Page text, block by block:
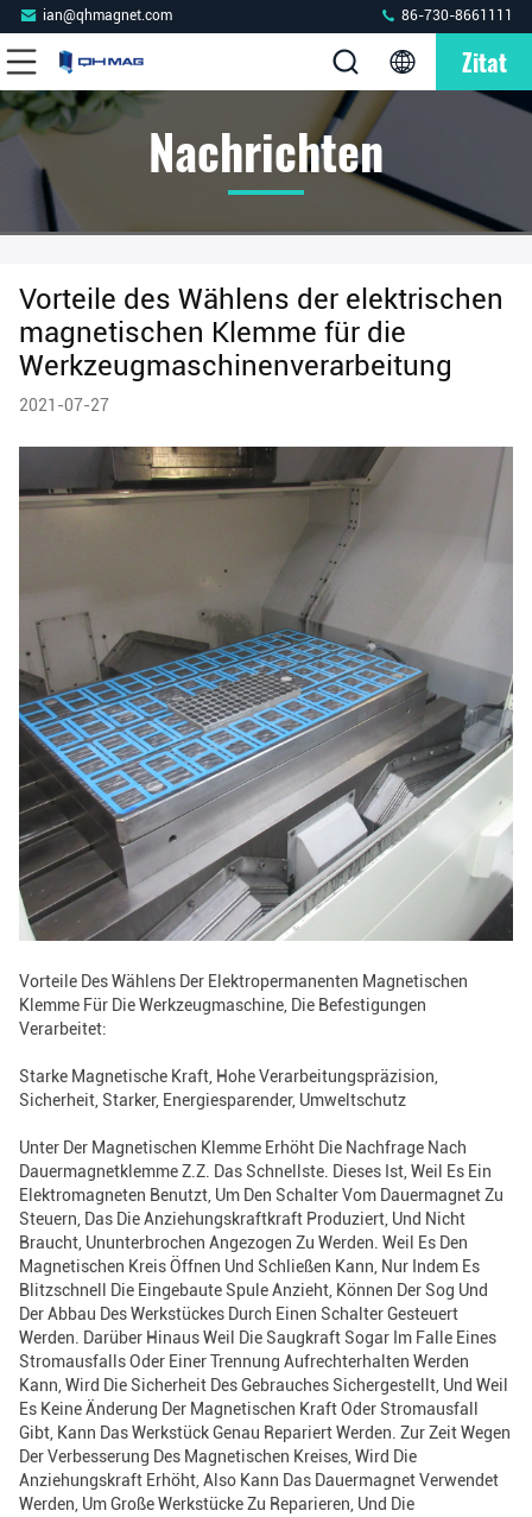
ian@qhmagnet.com 86-730-8661111
Zitat
Nachrichten
Vorteile des Wählens der elektrischen
magnetischen Klemme für die
Werkzeugmaschinenverarbeitung
2021-07-27
Vorteile Des Wählens Der Elektropermanenten Magnetischen
Klemme Für Die Werkzeugmaschine, Die Befestigungen
Verarbeitet:
Starke Magnetische Kraft, Hohe Verarbeitungspräzision,
Sicherheit, Starker, Energiesparender, Umweltschutz
Unter Der Magnetischen Klemme Erhöht Die Nachfrage Nach
Dauermagnetklemme Z.Z. Das Schnellste. Dieses Ist, Weil Es Ein
Elektromagneten Benutzt, Um Den Schalter Vom Dauermagnet Zu
Steuern, Das Die Anziehungskraftkraft Produziert, Und Nicht
Braucht, Ununterbrochen Angezogen Zu Werden. Weil Es Den
Magnetischen Kreis Öffnen Und Schließen Kann, Nur Indem Es
Blitzschnell Die Eingebaute Spule Anzieht, Können Der Sog Und
Der Abbau Des Werkstückes Durch Einen Schalter Gesteuert
Werden. Darüber Hinaus Weil Die Saugkraft Sogar Im Falle Eines
Stromausfalls Oder Einer Trennung Aufrechterhalten Werden
Kann, Wird Die Sicherheit Des Gebrauches Sichergestellt, Und Weil
Es Keine Änderung Der Magnetischen Kraft Oder Stromausfall
Gibt, Kann Das Werkstück Genau Repariert Werden. Zur Zeit Wegen
Der Verbesserung Des Magnetischen Kreises, Wird Die
Anziehungskraft Erhöht, Also Kann Das Dauermagnet Verwendet
Werden, Um Große Werkstücke Zu Reparieren, Und Die